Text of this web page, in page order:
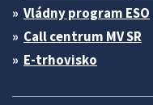
Vládny program ESO
Call centrum MV SR
E-trhovisko